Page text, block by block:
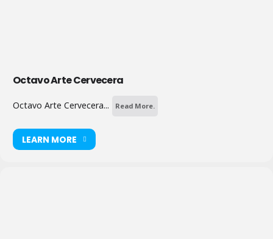
Octavo Arte Cervecera
Octavo Arte Cervecera... Read More.
LEARN MORE